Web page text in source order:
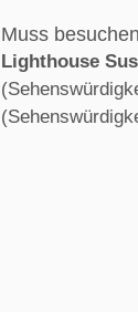
Muss besuchen
Lighthouse